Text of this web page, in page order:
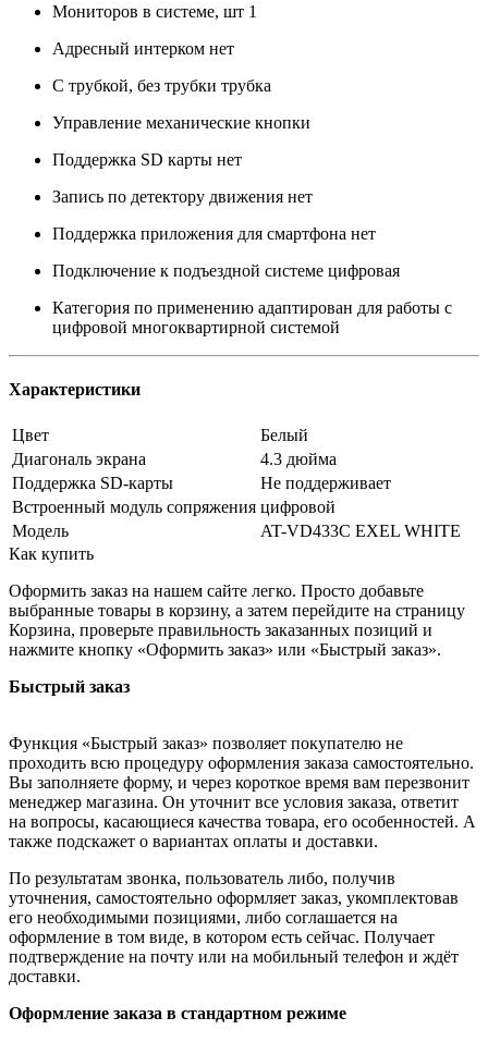
Мониторов в системе, шт 1
Адресный интерком нет
С трубкой, без трубки трубка
Управление механические кнопки
Поддержка SD карты нет
Запись по детектору движения нет
Поддержка приложения для смартфона нет
Подключение к подъездной системе цифровая
Категория по применению адаптирован для работы с
цифровой многоквартирной системой
Характеристики
Цвет
Белый
Диагональ экрана
4.3 дюйма
Поддержка SD-карты
Не поддерживает
Встроенный модуль сопряжения цифровой
Модель
AT-VD433C EXEL WHITE
Как купить
Оформить заказ на нашем сайте легко. Просто добавьте
выбранные товары в корзину, а затем перейдите на страницу
Корзина, проверьте правильность заказанных позиций и
нажмите кнопку «Оформить заказ» или «Быстрый заказ».
Быстрый заказ
Функция «Быстрый заказ» позволяет покупателю не
проходить всю процедуру оформления заказа самостоятельно.
Вы заполняете форму, и через короткое время вам перезвонит
менеджер магазина. Он уточнит все условия заказа, ответит
на вопросы, касающиеся качества товара, его особенностей. А
также подскажет о вариантах оплаты и доставки.
По результатам звонка, пользователь либо, получив
уточнения, самостоятельно оформляет заказ, укомплектовав
его необходимыми позициями, либо соглашается на
оформление в том виде, в котором есть сейчас. Получает
подтверждение на почту или на мобильный телефон и ждёт
доставки.
Оформление заказа в стандартном режиме